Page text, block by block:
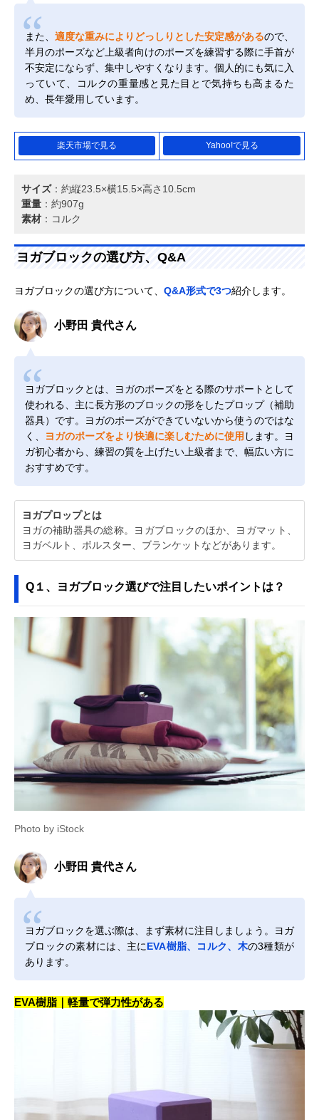
また、 適度な重みによりどっしりとした安定感があるので、
半月のポーズなど上級者向けのポーズを練習する際に手首が
不安定にならず、集中しやすくなります。個人的にも気に入
っていて、コルクの重量感と見た目とで気持ちも高まるた
め、長年愛用しています。
楽天市場で見る Yahoo!で見る
サイズ：約縦23.5×横15.5×高さ10.5cm
重量 ：約907g
素材 ：コルク
ヨガブロックの選び方、Q&A
ヨガブロックの選び方について、 Q&A形式で3つ紹介します。
小野田 貴代さん
ヨガブロックとは、ヨガのポーズをとる際のサポートとして
使われる、主に長方形のブロックの形をしたプロップ（補助
器具）です。ヨガのポーズができていないから使うのではな
く、
ヨガのポーズをより快適に楽しむために使用 します。ヨ
ガ初心者から、練習の質を上げたい上級者まで、幅広い方に
おすすめです。
ヨガプロップとは
ヨガの補助器具の総称。ヨガブロックのほか、ヨガマット、
ヨガベルト、ボルスター、ブランケットなどがあります。
Q１、ヨガブロック選びで注目したいポイントは？
Photo by iStock
小野田 貴代さん
ヨガブロックを選ぶ際は、まず素材に注目しましょう。ヨガ
ブロックの素材には、主にEVA樹脂、コルク、木の3種類が
あります。
EVA樹脂｜軽量で弾力性がある